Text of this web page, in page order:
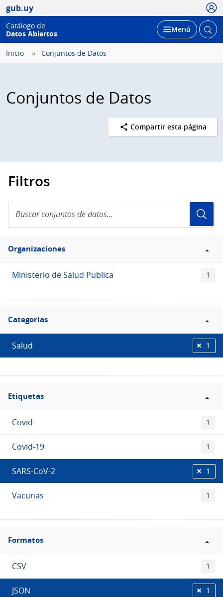
gub.uy
Catálogo de
Datos Abiertos
Desplegar
Menú Abrir
Inicio Conjuntos de Datos
Conjuntos de Datos
Compartir esta página
Filtros
conjuntos
de
Filtro
Organizaciones
Organizaciones
Ministerio de Salud Publica 1
Filtro
Categorias
Categorias
Salud 1
Filtro
Etiquetas
Etiquetas
Covid 1
Covid-19 1
SARS-CoV-2 1
Vacunas 1
Filtro
Formatos
Formatos
CSV 1
JSON 1